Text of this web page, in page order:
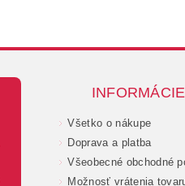
Všetko o nákupe
Doprava a platba
Všeobecné obchodné
Možnosť vrátenia